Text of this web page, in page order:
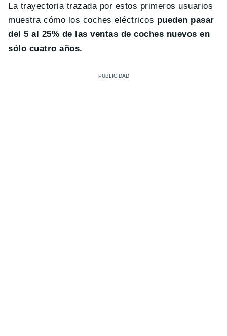
La trayectoria trazada por estos primeros usuarios
muestra cómo los coches eléctricos pueden pasar
del 5 al 25% de las ventas de coches nuevos en
sólo cuatro años.